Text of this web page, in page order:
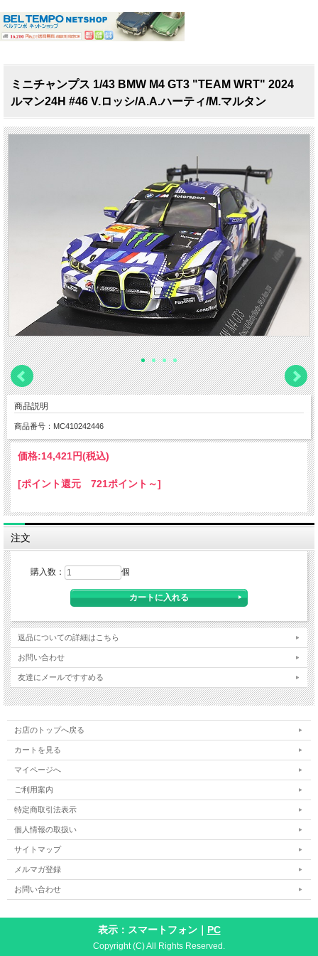
ミニチャンプス 1/43 BMW M4 GT3 "TEAM WRT" 2024
ルマン24H #46 V.ロッシ/A.A.ハーティ/M.マルタン
商品説明
商品番号：MC410242446
価格:14,421円(税込)
[ポイント還元 721ポイント～]
注文
購入数： 個
返品についての詳細はこちら
お問い合わせ
友達にメールですすめる
お店のトップへ戻る
カートを見る
マイページへ
ご利用案内
特定商取引法表示
個人情報の取扱い
サイトマップ
メルマガ登録
お問い合わせ
表示：スマートフォン｜ PC
Copyright (C) All Rights Reserved.